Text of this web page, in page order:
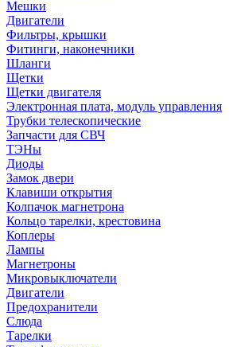
Мешки
Двигатели
Фильтры, крышки
Фитинги, наконечники
Шланги
Щетки
Щетки двигателя
Электронная плата, модуль управления
Трубки телескопические
Запчасти для СВЧ
ТЭНы
Диоды
Замок двери
Клавиши открытия
Колпачок магнетрона
Кольцо тарелки, крестовина
Коплеры
Лампы
Магнетроны
Микровыключатели
Двигатели
Предохранители
Слюда
Тарелки